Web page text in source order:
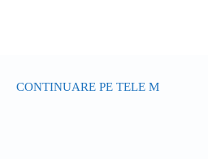
CONTINUARE PE TELE M